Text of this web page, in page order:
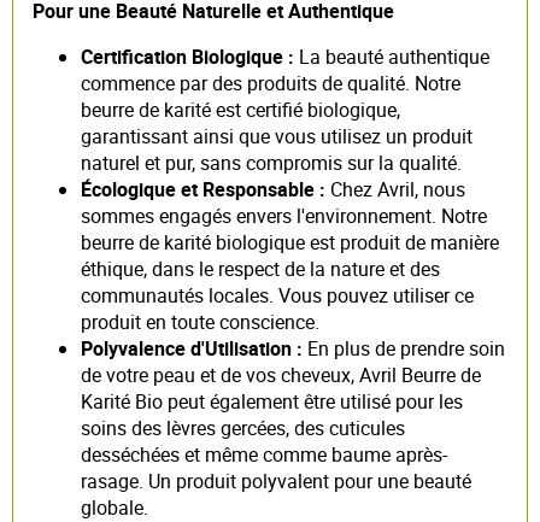
Pour une Beauté Naturelle et Authentique
Certification Biologique : La beauté authentique
commence par des produits de qualité. Notre
beurre de karité est certifié biologique,
garantissant ainsi que vous utilisez un produit
naturel et pur, sans compromis sur la qualité.
Écologique et Responsable : Chez Avril, nous
sommes engagés envers l'environnement. Notre
beurre de karité biologique est produit de manière
éthique, dans le respect de la nature et des
communautés locales. Vous pouvez utiliser ce
produit en toute conscience.
Polyvalence d'Utilisation : En plus de prendre soin
de votre peau et de vos cheveux, Avril Beurre de
Karité Bio peut également être utilisé pour les
soins des lèvres gercées, des cuticules
desséchées et même comme baume après-
rasage. Un produit polyvalent pour une beauté
globale.